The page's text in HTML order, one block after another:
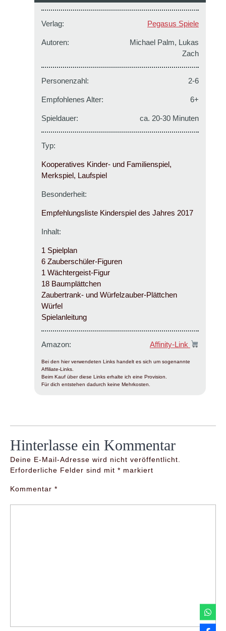
Verlag: Pegasus Spiele
Autoren:
Michael Palm, Lukas
Zach
Personenzahl: 2-6
Empfohlenes Alter: 6+
Spieldauer: ca. 20-30 Minuten
Typ:
Kooperatives Kinder- und Familienspiel,
Merkspiel, Laufspiel
Besonderheit:
Empfehlungsliste Kinderspiel des Jahres 2017
Inhalt:
1 Spielplan
6 Zauberschüler-Figuren
1 Wächtergeist-Figur
18 Baumplättchen
Zaubertrank- und Würfelzauber-Plättchen
Würfel
Spielanleitung
Amazon: Affinity-Link
Bei den hier verwendeten Links handelt es sich um sogenannte
Affiliate-Links.
Beim Kauf über diese Links erhalte ich eine Provision.
Für dich entstehen dadurch keine Mehrkosten.
Hinterlasse ein Kommentar
Deine E-Mail-Adresse wird nicht veröffentlicht.
Erforderliche Felder sind mit * markiert
Kommentar *